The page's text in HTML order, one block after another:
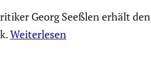
Georg Seeßlen erhält den
Weiterlesen